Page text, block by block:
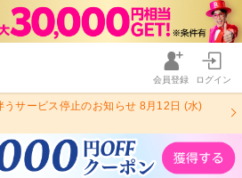
会員登録 ログイン
うサービス停止のお知らせ 8月12日 (水)